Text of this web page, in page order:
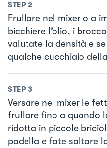
STEP 2
Frullare nel mixer o a
bicchiere l’olio, i
valutate la densità e
qualche cucchiaio
STEP 3
Versare nel mixer le
frullare fino a quando
ridotta in piccole
padella e fate saltare